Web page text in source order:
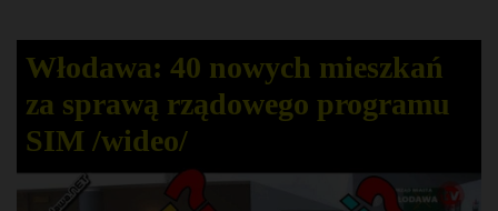
Włodawa: 40 nowych mieszkań
za sprawą rządowego programu
SIM /wideo/